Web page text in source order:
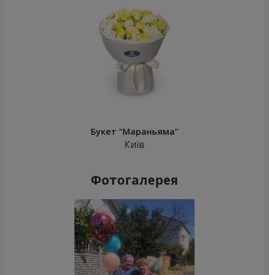
Букет "Мараньяма"
Київ
Фотогалерея